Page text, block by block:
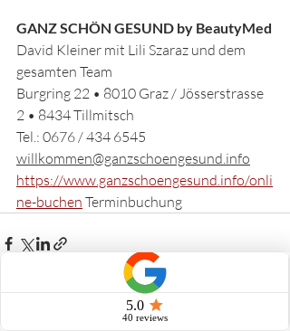
GANZ SCHÖN GESUND by BeautyMed
David Kleiner mit Lili Szaraz und dem
gesamten Team
Burgring 22 • 8010 Graz / Jösserstrasse
2 • 8434 Tillmitsch
Tel.: 0676 / 434 6545
willkommen@ganzschoengesund.info
https://www.ganzschoengesund.info/onli
ne-buchen Terminbuchung